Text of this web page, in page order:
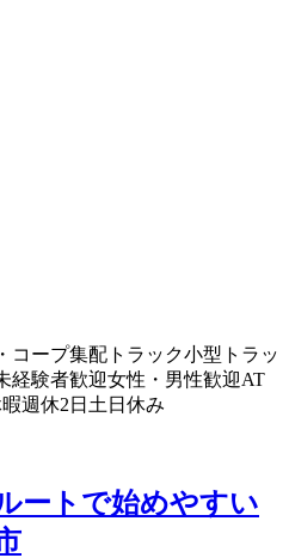
コープ集配 トラック小型トラッ
経験者歓迎女性・男性歓迎AT
週休2日 土日休み
ートで始めやすい